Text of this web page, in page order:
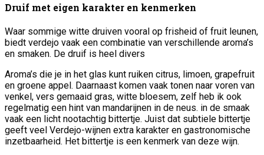
Druif met eigen karakter en kenmerken
Waar sommige witte druiven vooral op frisheid of fruit leunen,
biedt verdejo vaak een combinatie van verschillende aroma’s
en smaken. De druif is heel divers
Aroma’s die je in het glas kunt ruiken citrus, limoen, grapefruit
en groene appel. Daarnaast komen vaak tonen naar voren van
venkel, vers gemaaid gras, witte bloesem, zelf heb ik ook
regelmatig een hint van mandarijnen in de neus. in de smaak
vaak een licht nootachtig bittertje. Juist dat subtiele bittertje
geeft veel Verdejo-wijnen extra karakter en gastronomische
inzetbaarheid. Het bittertje is een kenmerk van deze wijn.